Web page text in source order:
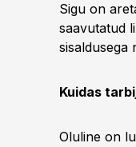
Sigu on
saavutatud
sisaldusega
Kuidas
Oluline on